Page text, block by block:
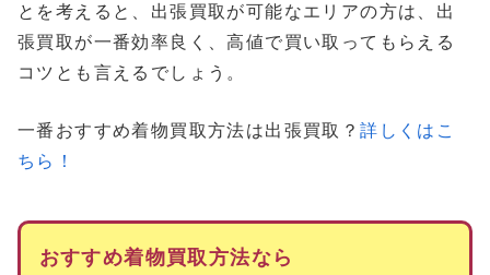
とを考えると、出張買取が可能なエリアの方は、出
張買取が一番効率良く、高値で買い取ってもらえる
コツとも言えるでしょう。
一番おすすめ着物買取方法は出張買取？詳しくはこ
ちら！
おすすめ着物買取方法なら